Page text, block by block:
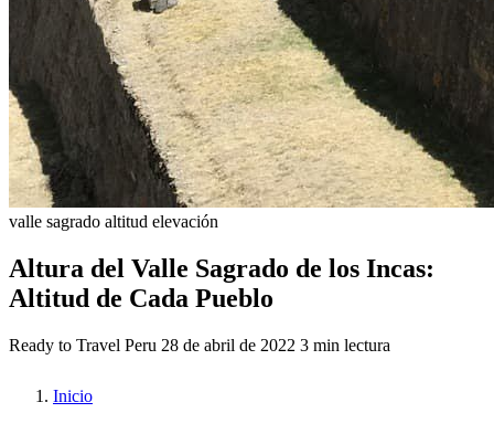
valle sagrado altitud elevación
Altura del Valle Sagrado de los Incas:
Altitud de Cada Pueblo
Ready to Travel Peru 28 de abril de 2022 3 min lectura
Inicio